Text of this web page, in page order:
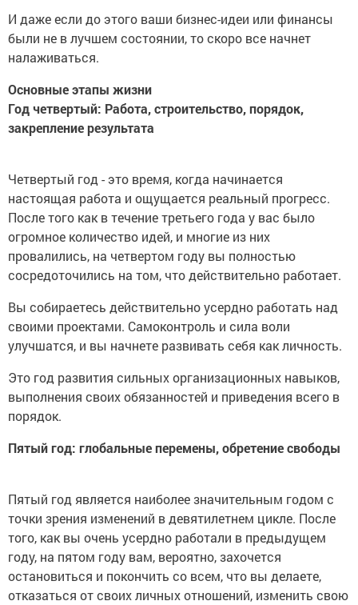
И даже если до этого ваши бизнес-идеи или финансы
были не в лучшем состоянии, то скоро все начнет
налаживаться.
Основные этапы жизни
Год четвертый: Работа, строительство, порядок,
закрепление результата
Четвертый год - это время, когда начинается
настоящая работа и ощущается реальный прогресс.
После того как в течение третьего года у вас было
огромное количество идей, и многие из них
провалились, на четвертом году вы полностью
сосредоточились на том, что действительно работает.
Вы собираетесь действительно усердно работать над
своими проектами. Самоконтроль и сила воли
улучшатся, и вы начнете развивать себя как личность.
Это год развития сильных организационных навыков,
выполнения своих обязанностей и приведения всего в
порядок.
Пятый год: глобальные перемены, обретение свободы
Пятый год является наиболее значительным годом с
точки зрения изменений в девятилетнем цикле. После
того, как вы очень усердно работали в предыдущем
году, на пятом году вам, вероятно, захочется
остановиться и покончить со всем, что вы делаете,
отказаться от своих личных отношений, изменить свою